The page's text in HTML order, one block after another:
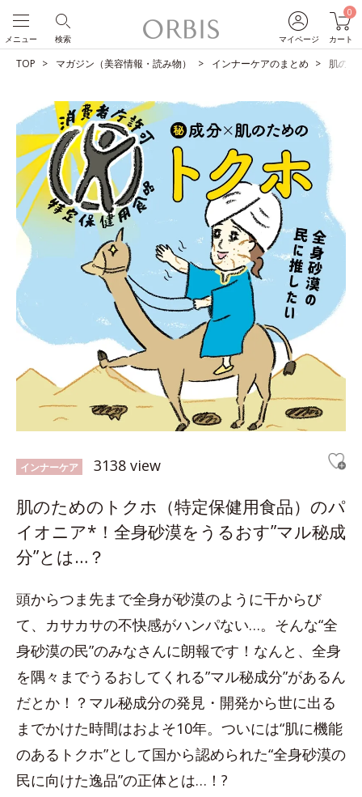
マイページ
0
カート
検索
メニュー
TOP マガジン（美容情報・読み物） インナーケアのまとめ 肌のた
インナーケア 3138 view
肌のためのトクホ（特定保健用食品）のパ
イオニア*！全身砂漠をうるおす”マル秘成
分”とは…？
頭からつま先まで全身が砂漠のように干からび
て、カサカサの不快感がハンパない…。そんな“全
身砂漠の民”のみなさんに朗報です！なんと、全身
を隅々までうるおしてくれる”マル秘成分”があるん
だとか！？マル秘成分の発見・開発から世に出る
までかけた時間はおよそ10年。ついには“肌に機能
のあるトクホ”として国から認められた“全身砂漠の
民に向けた逸品”の正体とは…！?